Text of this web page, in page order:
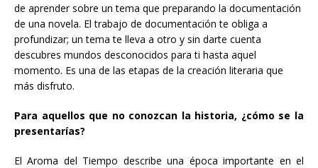
de aprender sobre un tema que preparando la documentación
de una novela. El trabajo de documentación te obliga a
profundizar; un tema te lleva a otro y sin darte cuenta
descubres mundos desconocidos para ti hasta aquel
momento. Es una de las etapas de la creación literaria que
más disfruto.
Para aquellos que no conozcan la historia, ¿cómo se la
presentarías?
El Aroma del Tiempo describe una época importante en el